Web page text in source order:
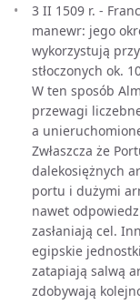
3 II 1509 r. -
manewr: jego
wykorzystują
stłoczonych ok.
W ten sposób
przewagi
a
Zwłaszcza że
dalekosiężnych
portu i dużymi
nawet
zasłaniają cel.
egipskie
zatapiają salwą
zdobywają